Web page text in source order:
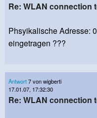
Re: WLAN connection
Phsyikalische Adresse:
eingetragen ???
Antwort7 von wigberti
17.01.07, 17:32:30
Re: WLAN connection